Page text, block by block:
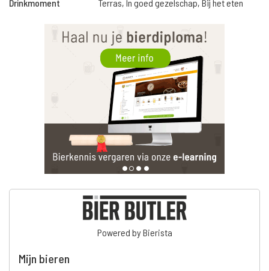
Drinkmoment
Terras, In goed gezelschap, Bij het eten
Powered by Bierista
Mijn bieren